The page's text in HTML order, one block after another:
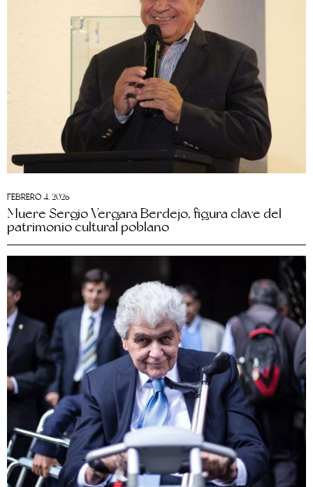
FEBRERO 4, 2026
Muere Sergio Vergara Berdejo, figura clave del
patrimonio cultural poblano